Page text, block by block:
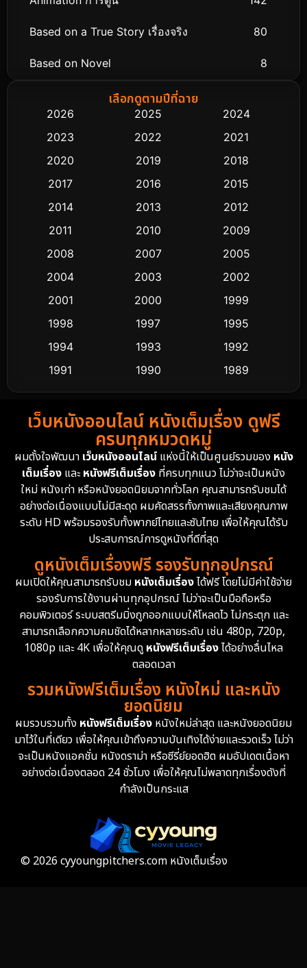
Based on a True Story เรื่องจริง 80
Based on Novel 8
Biography ชีวิตจริง
Classic หนังคลาสสิก
Comedy ตลก 445
Crime อาชญากรรม 518
Cult Film
Dance เต้น
Detective สืบสวน
Detective สืบสวน
Disney+ 4
Documentary สารคดี 94
Drama ดราม่า
Dystopian 16
Emotional 61
Epic มหากาพย์ 219
Family ครอบครัว 366
Fantasy จินตนาการ 332
Fiction 9
เลือกดูตามปีที่ฉาย
2026 2025
2024
2023
2022
2021
2020
2019
2018
2017
2016
2015
2014
2013
2012
2011
2010
2009
2008
2007
2005
2004
2003
2002
2001
2000
1999
1998
1997
1995
1994
1993
1992
1991
1990
1989
1988
1986
1985
1983
1982
1981
1974
1962
เว็บหนังออนไลน์ หนังเต็มเรื่อง ดูฟรี
ครบทุกหมวดหมู่
ผมตั้งใจพัฒนา เว็บหนังออนไลน์แห่งนี้ให้เป็นศูนย์รวมของ หนัง
เต็มเรื่อง และหนังฟรีเต็มเรื่อง ที่ครบทุกแนว ไม่ว่าจะเป็นหนัง
ใหม่ หนังเก่า หรือหนังยอดนิยมจากทั่วโลก คุณสามารถรับชมได้
อย่างต่อเนื่องแบบไม่มีสะดุด ผมคัดสรรทั้งภาพและเสียงคุณภาพ
ระดับ HD พร้อมรองรับทั้งพากย์ไทยและซับไทย เพื่อให้คุณได้รับ
ประสบการณ์การดูหนังที่ดีที่สุด
ดูหนังเต็มเรื่องฟรี รองรับทุกอุปกรณ์
ผมเปิดให้คุณสามารถรับชม หนังเต็มเรื่องได้ฟรี โดยไม่มีค่าใช้จ่าย
รองรับการใช้งานผ่านทุกอุปกรณ์ ไม่ว่าจะเป็นมือถือหรือ
คอมพิวเตอร์ ระบบสตรีมมิ่งถูกออกแบบให้โหลดไว ไม่กระตุก และ
สามารถเลือกความคมชัดได้หลากหลายระดับ เช่น 480p, 720p,
1080p และ 4K เพื่อให้คุณดู หนังฟรีเต็มเรื่องได้อย่างลื่นไหล
ตลอดเวลา
รวมหนังฟรีเต็มเรื่อง หนังใหม่ และหนัง
ยอดนิยม
ผมรวบรวมทั้ง หนังฟรีเต็มเรื่อง หนังใหม่ล่าสุด และหนังยอดนิยม
มาไว้ในที่เดียว เพื่อให้คุณเข้าถึงความบันเทิงได้ง่ายและรวดเร็ว ไม่ว่า
จะเป็นหนังแอคชั่น หนังดราม่า หรือซีรี่ย์ยอดฮิต ผมอัปเดตเนื้อหา
อย่างต่อเนื่องตลอด 24 ชั่วโมง เพื่อให้คุณไม่พลาดทุกเรื่องดังที่
กำลังเป็นกระแส
© 2026 cyyoungpitchers.com หนังเต็มเรื่อง